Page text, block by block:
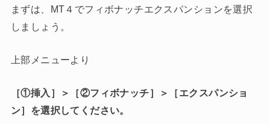
まずは、MT４でフィボナッチエクスパンションを選択
しましょう。
上部メニューより
［①挿入］＞［②フィボナッチ］＞［エクスパンショ
ン］を選択してください。